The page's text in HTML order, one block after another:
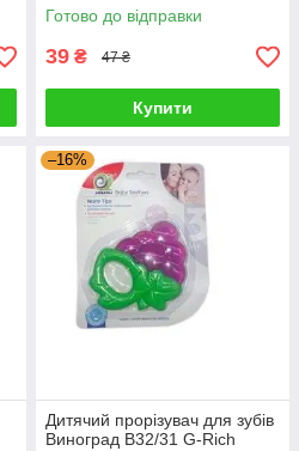
Готово до відправки
39 ₴ 47 ₴
Купити
–16%
Дитячий прорізувач для зубів
Виноград B32/31 G-Rich